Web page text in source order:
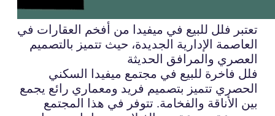
تعتبر فلل للبيع في ميفيدا من أفخم العقارات في
العاصمة الإدارية الجديدة، حيث تتميز بالتصميم
العصري والمرافق الحديثة
فلل فاخرة للبيع في مجتمع ميفيدا السكني
الحصري تتميز بتصميم فريد ومعماري رائع يجمع
بين الأناقة والفخامة. تتوفر في هذا المجتمع